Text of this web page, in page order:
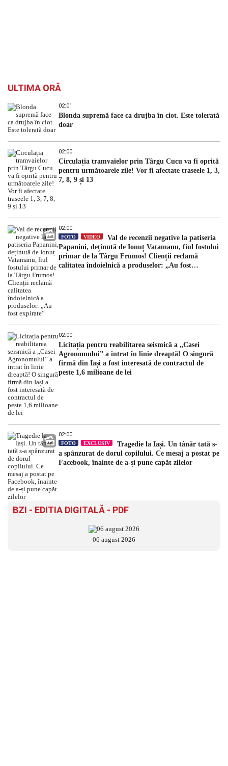
ULTIMA ORĂ
02:01
Blonda supremă face ca drujba în ciot. Este tolerată
doar
02:00
Circulația tramvaielor prin Târgu Cucu va fi oprită
pentru următoarele zile! Vor fi afectate traseele 1, 3,
7, 8, 9 și 13
02:00
FOTO VIDEO
Val de recenzii negative la patiseria
Papanini, deținută de Ionuț Vatamanu, fiul fostului
primar de la Târgu Frumos! Clienții reclamă
calitatea îndoielnică a produselor: „Au fost
02:00
Licitația pentru reabilitarea seismică a „Casei
Agronomului” a intrat în linie dreaptă! O singură
firmă din Iași a fost interesată de contractul de
peste 1,6 milioane de lei
02:00
FOTO EXCLUSIV
Tragedie la Iași. Un tânăr tată s-
a spânzurat de dorul copilului. Ce mesaj a postat pe
Facebook, înainte de a-și pune capăt zilelor
BZI - EDITIA DIGITALĂ - PDF
06 august 2026